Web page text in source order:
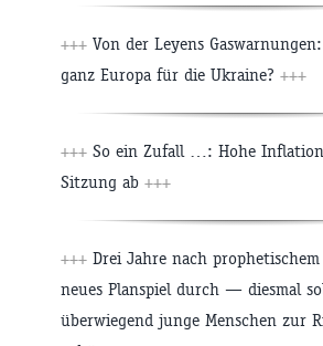
+++ Von der Leyens
ganz Europa für die Ukraine? +++
+++ So ein Zufall …: Hohe
Sitzung ab +++
+++ Drei Jahre nach
neues Planspiel durch — diesmal
überwiegend junge Menschen zur